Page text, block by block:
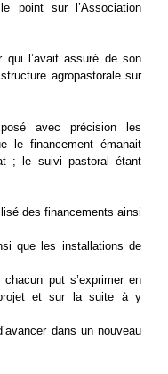
point sur l’Association
qui l’avait assuré de son
agropastorale sur
avec précision les
le financement émanait
; le suivi pastoral étant
des financements ainsi
que les installations de
put s’exprimer en
et sur la suite à y
dans un nouveau